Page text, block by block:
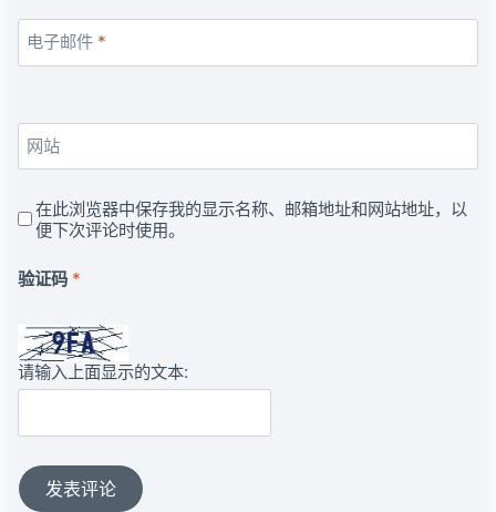
电子邮件 *
网站
在此浏览器中保存我的显示名称、邮箱地址和网站地址，以
便下次评论时使用。
验证码 *
请输入上面显示的文本: